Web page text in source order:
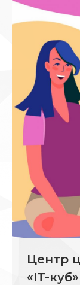
Центр
«IT-